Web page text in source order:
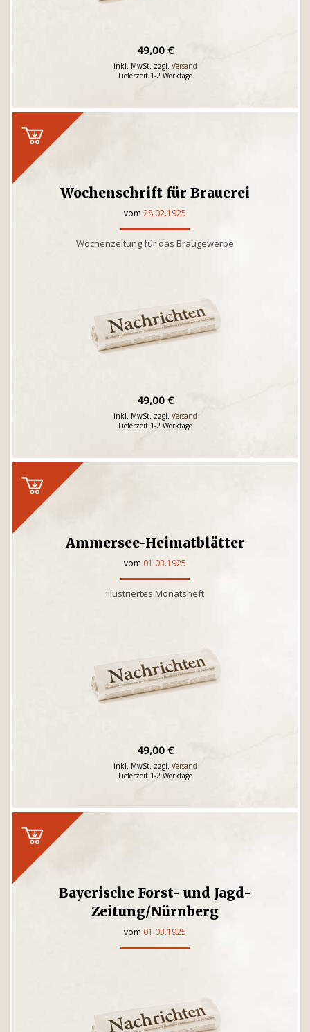
49,00 €
inkl. MwSt. zzgl. Versand
Lieferzeit 1-2 Werktage
Wochenschrift für Brauerei
vom 28.02.1925
Wochenzeitung für das Braugewerbe
49,00 €
inkl. MwSt. zzgl. Versand
Lieferzeit 1-2 Werktage
Ammersee-Heimatblätter
vom 01.03.1925
illustriertes Monatsheft
49,00 €
inkl. MwSt. zzgl. Versand
Lieferzeit 1-2 Werktage
Bayerische Forst- und Jagd-
Zeitung/Nürnberg
vom 01.03.1925